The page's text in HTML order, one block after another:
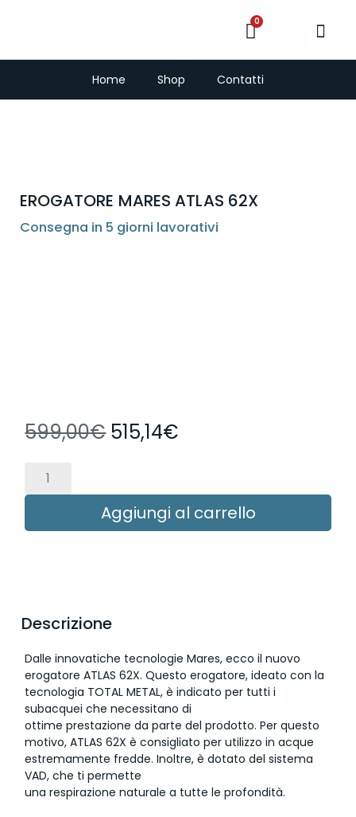
0
Home Shop Contatti
EROGATORE MARES ATLAS 62X
Consegna in 5 giorni lavorativi
599,00€515,14€
Aggiungi al carrello
Descrizione
Dalle innovatiche tecnologie Mares, ecco il nuovo
erogatore ATLAS 62X. Questo erogatore, ideato con la
tecnologia TOTAL METAL, è indicato per tutti i
subacquei che necessitano di
ottime prestazione da parte del prodotto. Per questo
motivo, ATLAS 62X è consigliato per utilizzo in acque
estremamente fredde. Inoltre, è dotato del sistema
VAD, che ti permette
una respirazione naturale a tutte le profondità.